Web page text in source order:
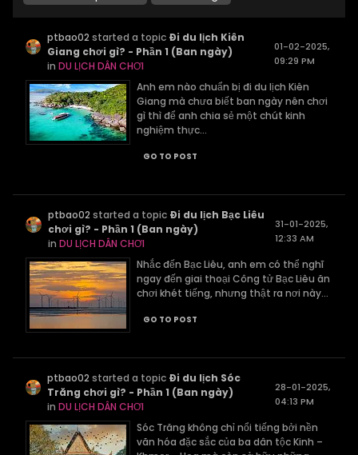
ptbao02 started a topic Đi du lịch Kiên
Giang chơi gì? - Phần 1 (Ban ngày)
in DU LỊCH DÂN CHƠI
01-02-2025,
09:29 PM
Anh em nào chuẩn bị đi du lịch Kiên
Giang mà chưa biết ban ngày nên chơi
gì thì để anh chia sẻ một chút kinh
nghiệm thực...
GO TO POST
ptbao02 started a topic Đi du lịch Bạc Liêu
chơi gì? - Phần 1 (Ban ngày)
in DU LỊCH DÂN CHƠI
31-01-2025,
12:33 AM
Nhắc đến Bạc Liêu, anh em có thể nghĩ
ngay đến giai thoại Công tử Bạc Liêu ăn
chơi khét tiếng, nhưng thật ra nơi này...
GO TO POST
ptbao02 started a topic Đi du lịch Sóc
Trăng chơi gì? - Phần 1 (Ban ngày)
inDU LỊCH DÂN CHƠI
28-01-2025,
04:13 PM
Sóc Trăng không chỉ nổi tiếng bởi nền
văn hóa đặc sắc của ba dân tộc Kinh –